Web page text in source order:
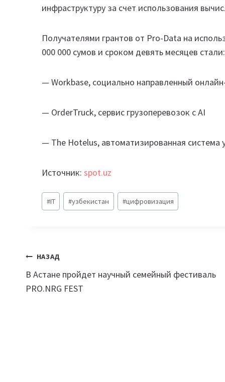
инфраструктуру за счет использования
Получателями грантов от Pro-Data на
000 000 сумов и сроком девять месяцев стали:
— Workbase, социально направленный
— OrderTruck, сервис грузоперевозок с AI
— The Hotelus, автоматизированная система
Источник: spot.uz
Метки
записи:
#IT #узбекистан #цифровизация
Навигация
по
НАЗАД
В Астане пройдет научный семейный фестиваль
PRO.NRG FEST